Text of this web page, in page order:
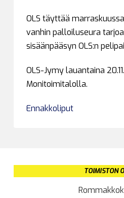
OLS täyttää
vanhin palloiluseura
sisäänpääsyn OLS:n
OLS-Jymy lauantaina
Monitoimitalolla.
Ennakkoliput
TOIMISTON